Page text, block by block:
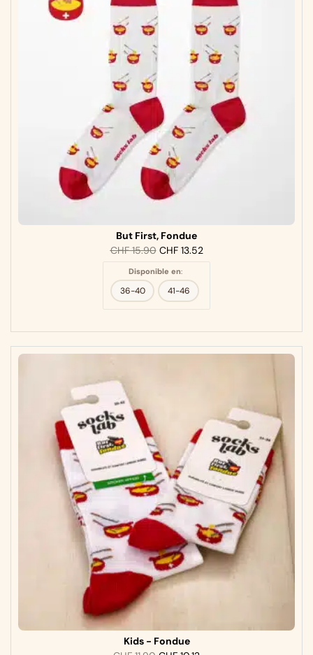
But First, Fondue
CHF15.90 CHF13.52
Disponible en:
36-40 41-46
Kids - Fondue